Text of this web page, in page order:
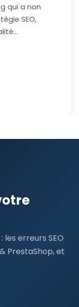
qui a non
SEO,
erreurs SEO
PrestaShop, et